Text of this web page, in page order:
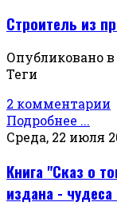
Строитель из
Опубликовано в
Теги
2 комментарии
Подробнее ...
Среда, 22 июля
Книга "Сказ о
издана -